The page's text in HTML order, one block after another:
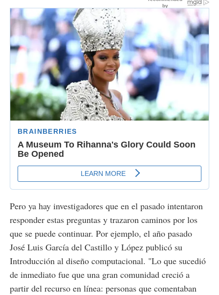
Pero ya hay investigadores que en el pasado intentaron
responder estas preguntas y trazaron caminos por los
que se puede continuar. Por ejemplo, el año pasado
José Luis García del Castillo y López publicó su
Introducción al diseño computacional. "Lo que sucedió
de inmediato fue que una gran comunidad creció a
partir del recurso en línea: personas que comentaban